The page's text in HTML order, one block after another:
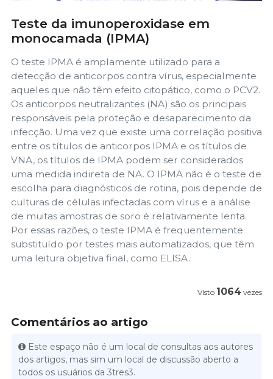
Teste da imunoperoxidase em
monocamada (IPMA)
O teste IPMA é amplamente utilizado para a
detecção de anticorpos contra vírus, especialmente
aqueles que não têm efeito citopático, como o PCV2.
Os anticorpos neutralizantes (NA) são os principais
responsáveis pela proteção e desaparecimento da
infecção. Uma vez que existe uma correlação positiva
entre os títulos de anticorpos IPMA e os títulos de
VNA, os títulos de IPMA podem ser considerados
uma medida indireta de NA. O IPMA não é o teste de
escolha para diagnósticos de rotina, pois depende de
culturas de células infectadas com vírus e a análise
de muitas amostras de soro é relativamente lenta.
Por essas razões, o teste IPMA é frequentemente
substituído por testes mais automatizados, que têm
uma leitura objetiva final, como ELISA.
Visto 1064 vezes
Comentários ao artigo
Este espaço não é um local de consultas aos autores
dos artigos, mas sim um local de discussão aberto a
todos os usuários da 3tres3.